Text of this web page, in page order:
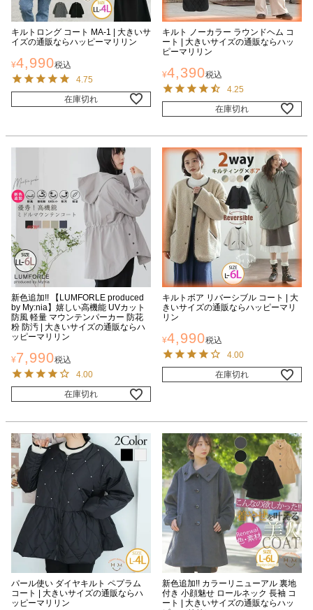
キルトロング コート MA-1 | 大きいサ
イズの通販ならハッピーマリリン
¥4,990税込
4.75
在庫切れ
キルト ノーカラー ラウンドヘム コ
ート | 大きいサイズの通販ならハッ
ピーマリリン
¥4,390税込
4.25
在庫切れ
新色追加!! 【LUMFORLE produced
by My:nia】嬉しい高機能 UVカット
防風 軽量 マウンテンパーカー 防花
粉 防汚 | 大きいサイズの通販ならハ
ッピーマリリン
¥7,990税込
4.00
在庫切れ
キルトボア リバーシブル コート | 大
きいサイズの通販ならハッピーマリ
リン
¥4,990税込
4.00
在庫切れ
パール使い ダイヤキルト ペプラム
コート | 大きいサイズの通販ならハ
ッピーマリリン
新色追加!! カラーリニューアル 裏地
付き 小顔魅せ ロールネック 長袖 コ
ート | 大きいサイズの通販ならハッ